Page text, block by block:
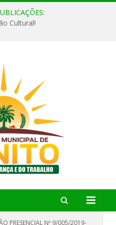
Cultural!
PRESENCIAL Nº 9/005/2019-